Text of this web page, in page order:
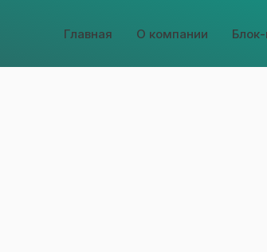
Главная О компании